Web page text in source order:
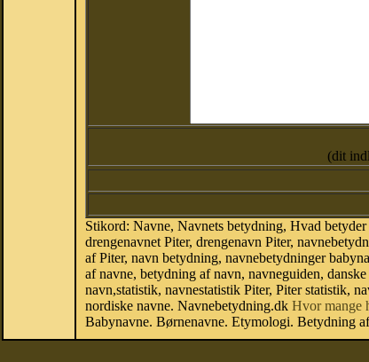
(dit
Stikord: Navne, Navnets betydning, Hvad
drengenavnet Piter, drengenavn Piter,
af Piter, navn betydning, navnebetydninger
af navne, betydning af navn, navneguiden,
navn,statistik, navnestatistik Piter, Piter statistik,
nordiske navne. Navnebetydning.dk Hvor mange
Babynavne. Børnenavne. Etymologi. Betydning